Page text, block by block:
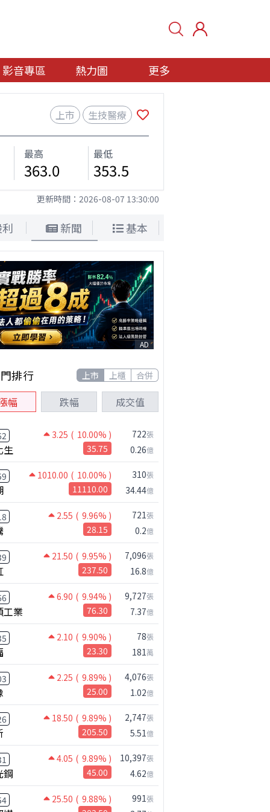
影音專區 熱力圖 更多
上市 生技醫療
最高
363.0
最低
353.5
更新時間： 2026-08-07 13:30:00
新聞 基本
研究用人體臨床試驗，通過台灣衛生福利部食品藥物管理署
AD
排行 上市 上櫃 合併
幅 跌幅 成交值
3.25 ( 10.00% )
生 35.75
722張
0.26億
1010.00 ( 10.00% )
11110.00
310張
34.44億
2.55 ( 9.96% )
28.15
721張
0.2億
21.50 ( 9.95% )
237.50
7,096張
16.8億
6.90 ( 9.94% )
工業 76.30
9,727張
7.37億
2.10 ( 9.90% )
23.30
78張
181萬
2.25 ( 9.89% )
25.00
4,076張
1.02億
18.50 ( 9.89% )
205.50
2,747張
5.51億
4.05 ( 9.89% )
鋼 45.00
10,397張
4.62億
25.50 ( 9.88% ) 991張